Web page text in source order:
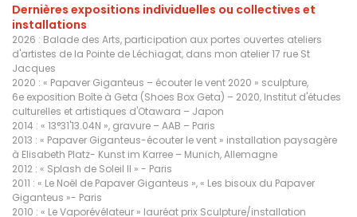
Dernières expositions individuelles ou collectives et
installations
2026 : Balade des Arts, participation aux portes ouvertes ateliers
d'artistes de la Pointe de Léchiagat, dans mon atelier 17 rue St
Jacques
2020 : « Papaver Giganteus – écouter le vent 2020 » sculpture,
6e exposition Boîte à Geta (Shoes Box Geta) – 2020, Institut d'études
culturelles et artistiques d'Otawara – Japon
2014 : « 13°31'13.04N », gravure – AAB – Paris
2013 : « Papaver Giganteus-écouter le vent » installation paysagère
à Elisabeth Platz- Kunst im Karree – Munich, Allemagne
2012 : « Splash de Soleil II » - Paris
2011 : « Le Noël de Papaver Giganteus », « Les bisoux du Papaver
Giganteus »- Paris
2010 : « Le Vaporévélateur » lauréat prix Sculpture/installation